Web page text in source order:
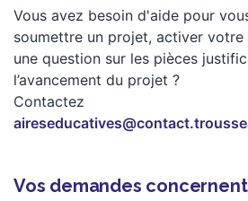
Vous avez besoin d'aide pour
soumettre un projet, activer votre
une question sur les pièces
l’avancement du projet ?
Contactez
Vos demandes concernent